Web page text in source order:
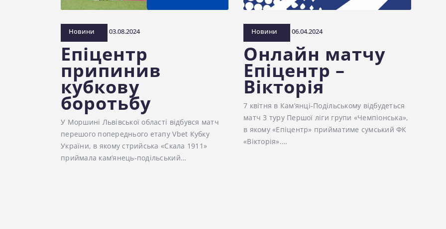
Новини 03.08.2024
Епіцентр
припинив
кубкову
боротьбу
У Моршині Львівської області відбувся матч
перешого попереднього етапу Vbet Кубку
України, в якому стрийська «Скала 1911»
приймала кам’янець-подільський…
Новини 06.04.2024
Онлайн матчу
Епіцентр –
Вікторія
7 квітня в Кам’янці-Подільському відбудеться
матч 3 туру Першої ліги групи «Чемпіонська»,
в якому «Епіцентр» прийматиме сумський ФК
«Вікторія».…